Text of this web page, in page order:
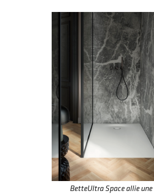
BetteUltra Space allie une